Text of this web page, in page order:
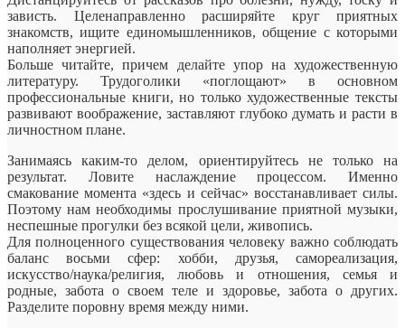
зависть. Целенаправленно расширяйте круг приятных
знакомств, ищите единомышленников, общение с которыми
наполняет энергией.
Больше читайте, причем делайте упор на художественную
литературу. Трудоголики «поглощают» в основном
профессиональные книги, но только художественные тексты
развивают воображение, заставляют глубоко думать и расти в
личностном плане.
Занимаясь каким-то делом, ориентируйтесь не только на
результат. Ловите наслаждение процессом. Именно
смакование момента «здесь и сейчас» восстанавливает силы.
Поэтому нам необходимы прослушивание приятной музыки,
неспешные прогулки без всякой цели, живопись.
Для полноценного существования человеку важно соблюдать
баланс восьми сфер: хобби, друзья, самореализация,
искусство/наука/религия, любовь и отношения, семья и
родные, забота о своем теле и здоровье, забота о других.
Разделите поровну время между ними.